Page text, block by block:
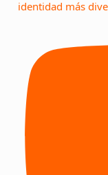
identidad más